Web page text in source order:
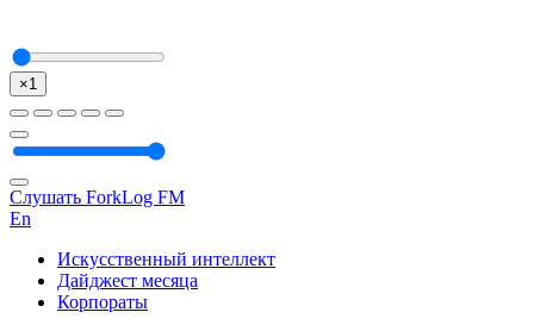
×1
Слушать ForkLog FM
En
Искусственный интеллект
Дайджест месяца
Корпораты